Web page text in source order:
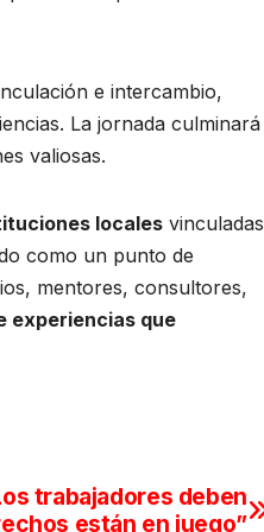
e intercambio,
La jornada culminará
valiosas.
locales vinculadas
como un punto de
mentores, consultores,
experiencias que
trabajadores deben
están en juego”